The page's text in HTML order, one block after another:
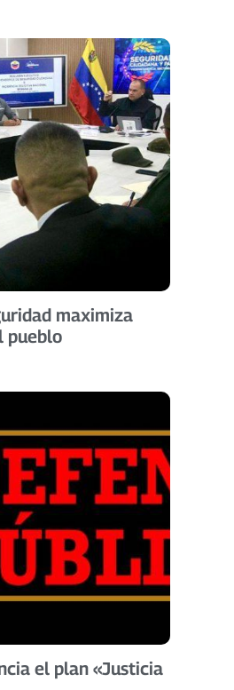
maximiza
pueblo
el plan «Justicia